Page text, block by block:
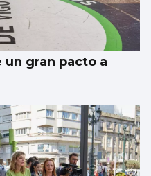
gran pacto a